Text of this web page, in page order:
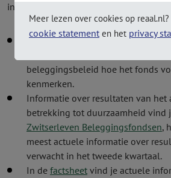
Meer lezen over cookies op
cookie statement en het privacy
informatie over het Zwitserleven
In hetprospectus Zwitserleven
beleggingsbeleid hoe het fonds
kenmerken.
Informatie over resultaten van het
betrekking tot duurzaamheid vind
Zwitserleven Beleggingsfondsen,
meest actuele informatie over
verwacht in het tweede kwartaal.
In de factsheet vind je actuele